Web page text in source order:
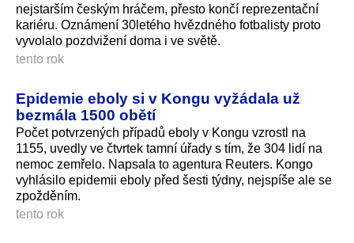
nejstarším českým hráčem, přesto končí reprezentační
kariéru. Oznámení 30letého hvězdného fotbalisty proto
vyvolalo pozdvižení doma i ve světě.
tento rok
Epidemie eboly si v Kongu vyžádala už
bezmála 1500 obětí
Počet potvrzených případů eboly v Kongu vzrostl na
1155, uvedly ve čtvrtek tamní úřady s tím, že 304 lidí na
nemoc zemřelo. Napsala to agentura Reuters. Kongo
vyhlásilo epidemii eboly před šesti týdny, nejspíše ale se
zpožděním.
tento rok